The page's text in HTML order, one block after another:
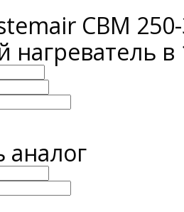
CBM
нагреватель в
аналог